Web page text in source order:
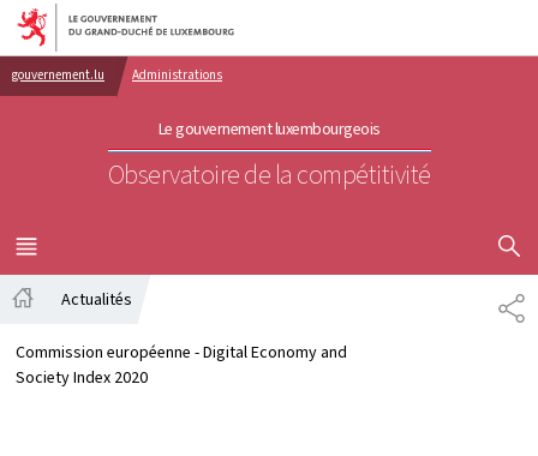
Aller au menu principal
Aller au contenu
gouvernement.lu Administrations
Le gouvernement luxembourgeois
Observatoire de la compétitivité
MENU
PRINCIPAL
Actualités
Commission européenne - Digital Economy and
Society Index 2020